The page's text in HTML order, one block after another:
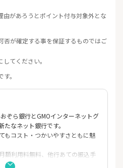
由があろうとポイント付与対象外とな
が確定する事を保証するものではご
てください。
。
ぞら銀行とGMOインターネットグ
なネット銀行です。
もコスト・つかいやすさともに魅
額利用料無料、他行あての振込手